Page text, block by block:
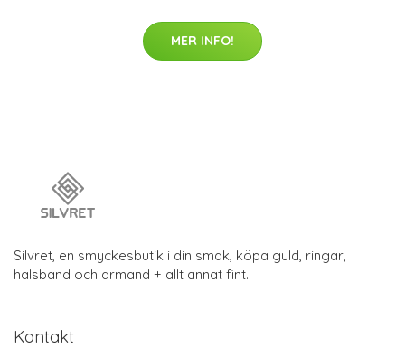
MER INFO!
Silvret, en smyckesbutik i din smak, köpa guld, ringar,
halsband och armand + allt annat fint.
Kontakt